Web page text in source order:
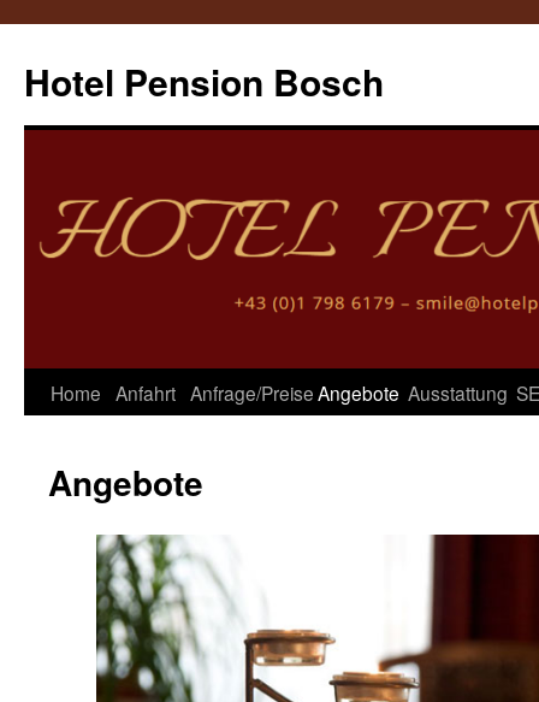
Hotel Pension Bosch
Skip
content
Home Anfahrt Anfrage/PreiseAngebote Ausstattung
Angebote